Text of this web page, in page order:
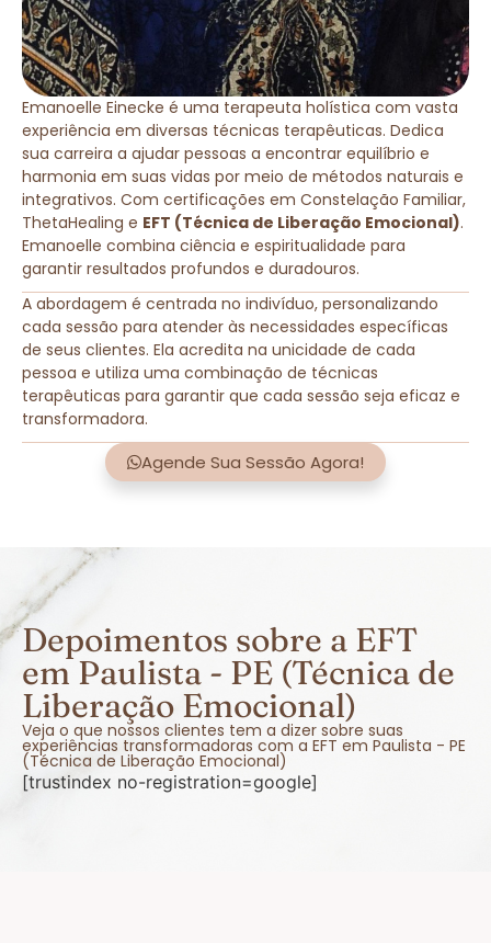
Emanoelle Einecke é uma terapeuta holística com vasta
experiência em diversas técnicas terapêuticas. Dedica
sua carreira a ajudar pessoas a encontrar equilíbrio e
harmonia em suas vidas por meio de métodos naturais e
integrativos. Com certificações em Constelação Familiar,
ThetaHealing e EFT (Técnica de Liberação Emocional).
Emanoelle combina ciência e espiritualidade para
garantir resultados profundos e duradouros.
A abordagem é centrada no indivíduo, personalizando
cada sessão para atender às necessidades específicas
de seus clientes. Ela acredita na unicidade de cada
pessoa e utiliza uma combinação de técnicas
terapêuticas para garantir que cada sessão seja eficaz e
transformadora.
Agende Sua Sessão Agora!
Depoimentos sobre a EFT
em Paulista - PE (Técnica de
Liberação Emocional)
Veja o que nossos clientes tem a dizer sobre suas
experiências transformadoras com a EFT em Paulista - PE
(Técnica de Liberação Emocional)
[trustindex no-registration=google]